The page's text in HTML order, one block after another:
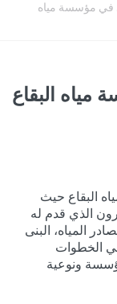
مؤسسة مياه
البقاع
البقاع حيث
الذي قدم له
المياه، البنى
ونوعية